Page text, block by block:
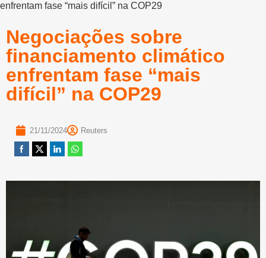
enfrentam fase “mais difícil” na COP29
Negociações sobre
financiamento climático
enfrentam fase “mais
difícil” na COP29
21/11/2024 Reuters